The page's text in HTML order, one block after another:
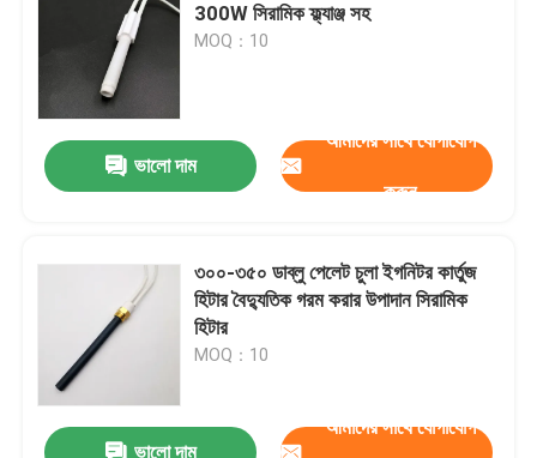
300W সিরামিক ফ্ল্যাঞ্জ সহ
MOQ：10
ভালো দাম
আমাদের সাথে যোগাযোগ
করুন
৩০০-৩৫০ ডাব্লু পেলেট চুলা ইগনিটর কার্তুজ
হিটার বৈদ্যুতিক গরম করার উপাদান সিরামিক
হিটার
MOQ：10
ভালো দাম
আমাদের সাথে যোগাযোগ